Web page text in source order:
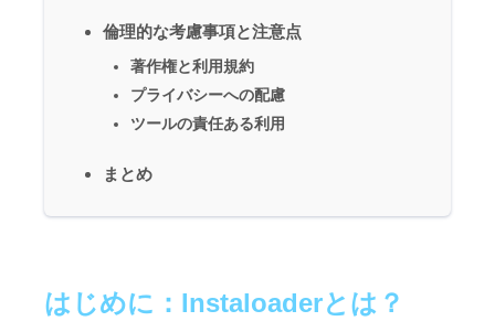
倫理的な考慮事項と注意点
著作権と利用規約
プライバシーへの配慮
ツールの責任ある利用
まとめ
はじめに：Instaloaderとは？